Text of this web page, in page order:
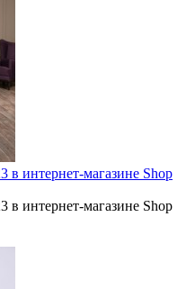
в интернет-магазине Shop
в интернет-магазине Shop